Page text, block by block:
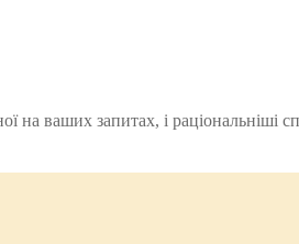
ваших запитах, і раціональніші